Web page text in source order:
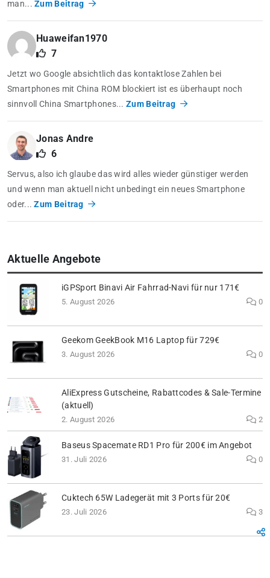
man...Zum Beitrag
Huaweifan1970
7
Jetzt wo Google absichtlich das kontaktlose Zahlen bei
Smartphones mit China ROM blockiert ist es überhaupt noch
sinnvoll China Smartphones...Zum Beitrag
Jonas Andre
6
Servus, also ich glaube das wird alles wieder günstiger werden
und wenn man aktuell nicht unbedingt ein neues Smartphone
oder...Zum Beitrag
Aktuelle Angebote
iGPSport Binavi Air Fahrrad-Navi für nur 171€
5. August 2026 0
Geekom GeekBook M16 Laptop für 729€
3. August 2026 0
AliExpress Gutscheine, Rabattcodes & Sale-Termine
(aktuell)
2. August 2026 2
Baseus Spacemate RD1 Pro für 200€ im Angebot
31. Juli 2026 0
Cuktech 65W Ladegerät mit 3 Ports für 20€
23. Juli 2026 3